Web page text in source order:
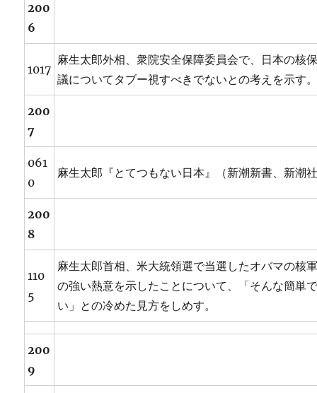
200
6
1017
麻生太郎外相、衆院安全保障委員会で、日本の核
議についてタブー視すべきでないとの考えを示す
200
7
061
0
麻生太郎『とてつもない日本』（新潮新書、新潮
200
8
110
5
麻生太郎首相、米大統領選で当選したオバマの核
の強い熱意を示したことについて、「そんな簡単
い」との冷めた見方をしめす。
200
9